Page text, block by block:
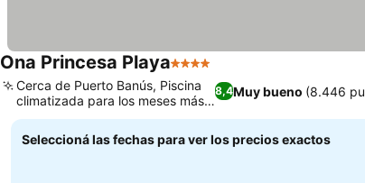
Ona Princesa Playa4 Estrellas
8,4Muy bueno (8.446
Cerca de Puerto Banús, Piscina
climatizada para los meses más
fríos
Seleccioná las fechas para ver los precios exactos